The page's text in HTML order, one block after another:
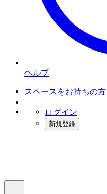
ヘルプ
スペースをお持ちの方
ログイン
新規登録